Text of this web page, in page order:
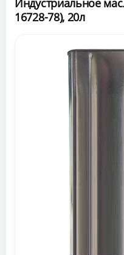
16728-78), 20л